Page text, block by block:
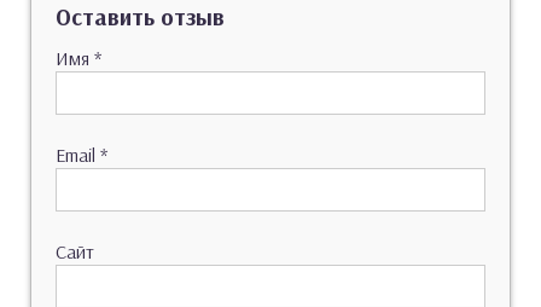
Оставить отзыв
Имя *
Email *
Сайт